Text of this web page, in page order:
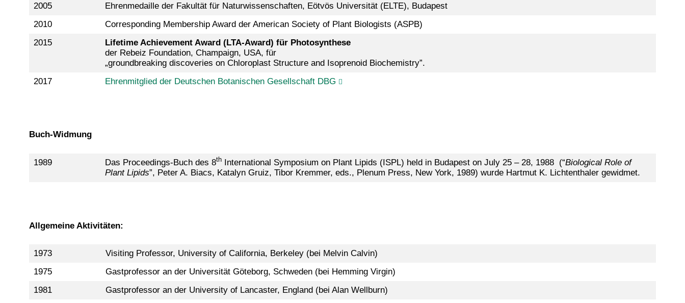
2005
Ehrenmedaille der Fakultät für Naturwissenschaften, Eötvös Universität (ELTE), Budapest
2010
Corresponding Membership Award der American Society of Plant Biologists (ASPB)
2015
Lifetime Achievement Award (LTA-Award) für Photosynthese
der Rebeiz Foundation, Champaign, USA, für
„groundbreaking discoveries on Chloroplast Structure and Isoprenoid Biochemistry”.
2017
Ehrenmitglied der Deutschen Botanischen Gesellschaft DBG
Buch-Widmung
1989 Das Proceedings-Buch des 8thInternational Symposium on Plant Lipids (ISPL) held in Budapest on July 25 – 28, 1988 (“Biological Role of
Plant Lipids”, Peter A. Biacs, Katalyn Gruiz, Tibor Kremmer, eds., Plenum Press, New York, 1989) wurde Hartmut K. Lichtenthaler gewidmet.
Allgemeine Aktivitäten:
1973
Visiting Professor, University of California, Berkeley (bei Melvin Calvin)
1975
Gastprofessor an der Universität Göteborg, Schweden (bei Hemming Virgin)
1981
Gastprofessor an der University of Lancaster, England (bei Alan Wellburn)